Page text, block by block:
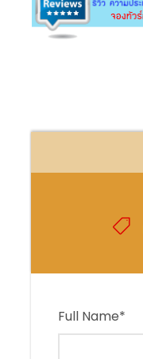
Full Name*